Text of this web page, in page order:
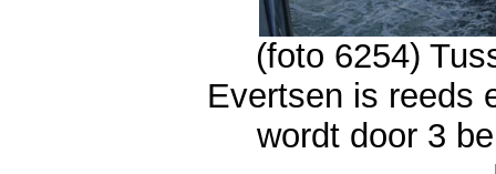
(foto 6254)
Evertsen is reeds
wordt door 3